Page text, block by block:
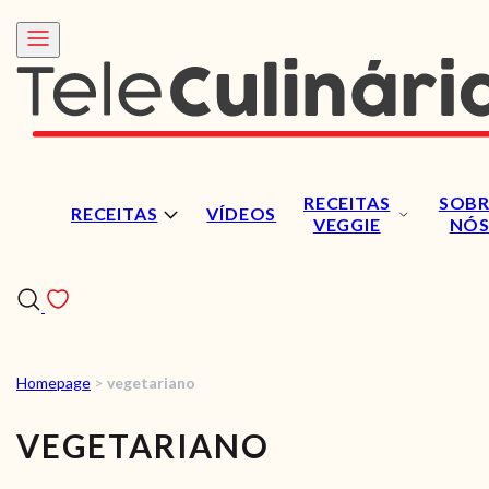
RECEITAS VÍDEOS
RECEITAS
VEGGIE
NÓS
VÍDEOS
Homepage > vegetariano
VEGETARIANO